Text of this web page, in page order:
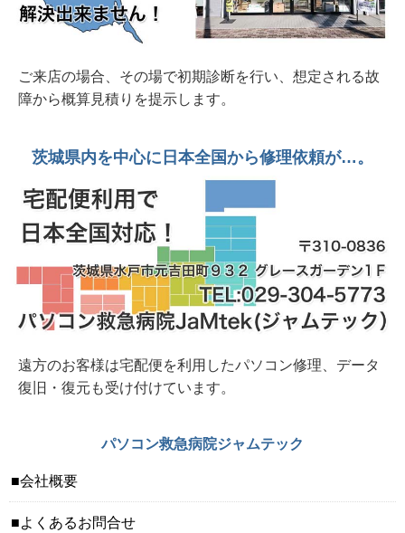
破損 開きにくいのでテープ止め 水戸市
したい。他社様見積り額十数万円 SONY
USB4GB
い？Lenovo Thikpad X395水戸市
2026年 6月20日 整備済み中古デスクトップPC
販売中 富士通ESPLIMO D586/M
2026年 6月 8日 水戸市法人様から 壊れにくい
事務用デスクトップパソコンオーダー
2026年 6月 7日 整備済み中古PC販売中 富士通
ご来店の場合、その場で初期診断を行い、想定される故
障から概算見積りを提示します。
茨城県内を中心に日本全国から修理依頼が…。
遠方のお客様は宅配便を利用したパソコン修理、データ
復旧・復元も受け付けています。
パソコン救急病院ジャムテック
会社概要
よくあるお問合せ